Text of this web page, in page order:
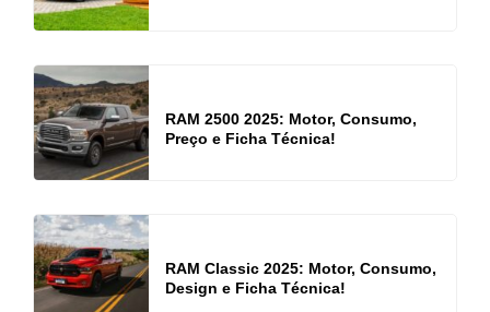
RAM 2500 2025: Motor, Consumo,
Preço e Ficha Técnica!
RAM Classic 2025: Motor, Consumo,
Design e Ficha Técnica!